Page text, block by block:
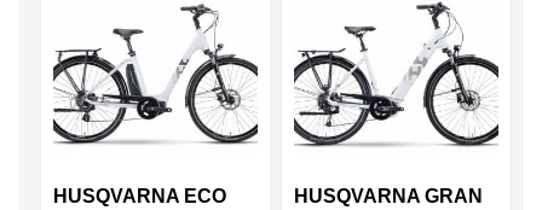
HUSQVARNA ECO
HUSQVARNA GRAN